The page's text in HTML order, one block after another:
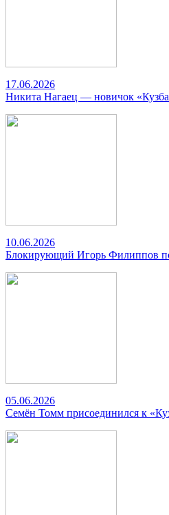
17.06.2026
Никита Нагаец — новичок
10.06.2026
Блокирующий Игорь Филиппов
05.06.2026
Семён Томм присоединился к